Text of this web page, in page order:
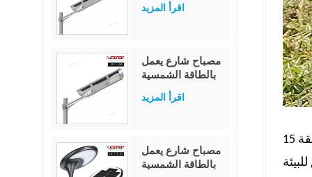
بتقنية MPPT.
الإضاءة، مزود
بمعيار IP65، بقدرة
20 واط، 40 واط،
60 واط، الكل في
واحد
اقرأ المزيد
مصباح شارع يعمل
بالطاقة الشمسية
الوظائف
للماء بمعيار IP65،
بقدرة 40 واط
اقرأ المزيد
مصباح شارع يعمل
بالطاقة الشمسية